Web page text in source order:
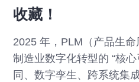
收藏！
2025 年，PLM（产品生
制造业数字化转型的 “核
同、数字孪生、跨系统集